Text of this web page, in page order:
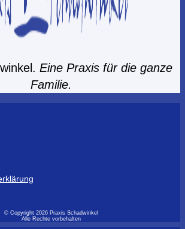
Eine Praxis für die ganze
Familie.
© Copyright 2026 Praxis Schadwinkel
Alle Rechte vorbehalten